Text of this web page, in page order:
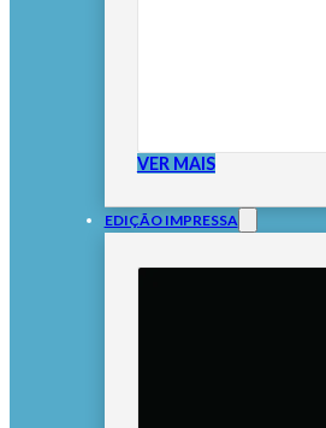
VER MAIS
EDIÇÃO IMPRESSA